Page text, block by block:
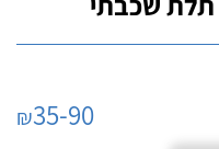
₪35-90